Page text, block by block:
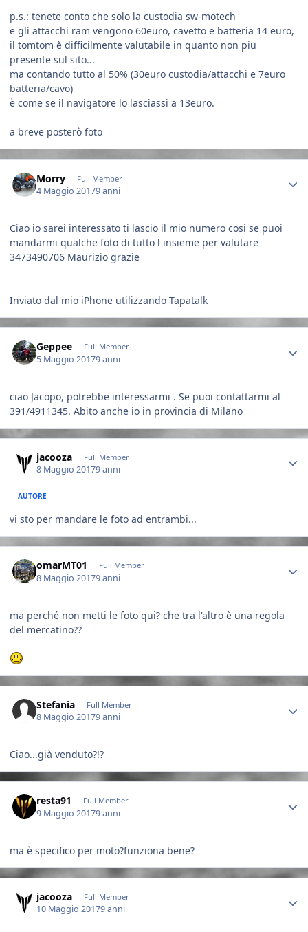
p.s.: tenete conto che solo la custodia sw-motech
e gli attacchi ram vengono 60euro, cavetto e batteria 14 euro,
il tomtom è difficilmente valutabile in quanto non piu
presente sul sito...
ma contando tutto al 50% (30euro custodia/attacchi e 7euro
batteria/cavo)
è come se il navigatore lo lasciassi a 13euro.
a breve posterò foto
Morry Full Member
4 Maggio 20179 anni
Ciao io sarei interessato ti lascio il mio numero cosi se puoi
mandarmi qualche foto di tutto l insieme per valutare
3473490706 Maurizio grazie
Inviato dal mio iPhone utilizzando Tapatalk
Geppee Full Member
5 Maggio 20179 anni
ciao Jacopo, potrebbe interessarmi . Se puoi contattarmi al
391/4911345. Abito anche io in provincia di Milano
jacooza Full Member
8 Maggio 20179 anni
AUTORE
vi sto per mandare le foto ad entrambi...
omarMT01 Full Member
8 Maggio 20179 anni
ma perché non metti le foto qui? che tra l'altro è una regola
del mercatino??
Stefania Full Member
8 Maggio 20179 anni
Ciao...già venduto?!?
resta91 Full Member
9 Maggio 20179 anni
ma è specifico per moto?funziona bene?
jacooza Full Member
10 Maggio 20179 anni